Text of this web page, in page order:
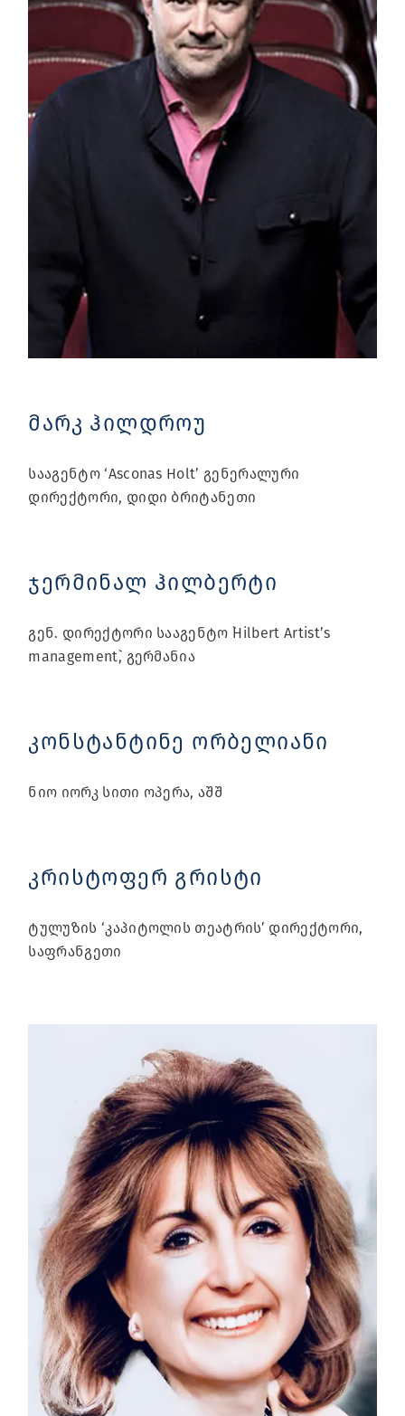
მარკ ჰილდროუ
სააგენტო ‘Asconas Holt’ გენერალური
დირექტორი, დიდი ბრიტანეთი
ჯერმინალ ჰილბერტი
გენ. დირექტორი სააგენტო `Hilbert Artist’s
management`, გერმანია
კონსტანტინე ორბელიანი
ნიო იორკ სითი ოპერა, აშშ
კრისტოფერ გრისტი
ტულუზის ‘კაპიტოლის თეატრის’ დირექტორი,
საფრანგეთი